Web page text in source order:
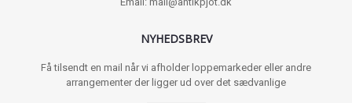
NYHEDSBREV
Få tilsendt en mail når vi afholder loppemarkeder eller andre
arrangementer der ligger ud over det sædvanlige